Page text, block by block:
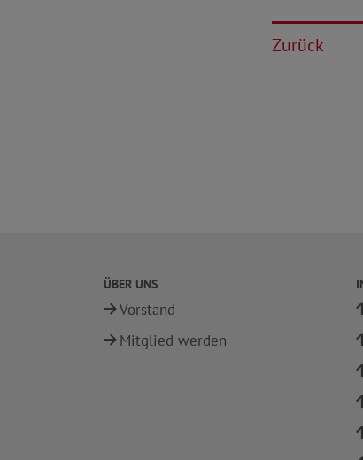
Zurück
ÜBER UNS
Vorstand
Mitglied werden